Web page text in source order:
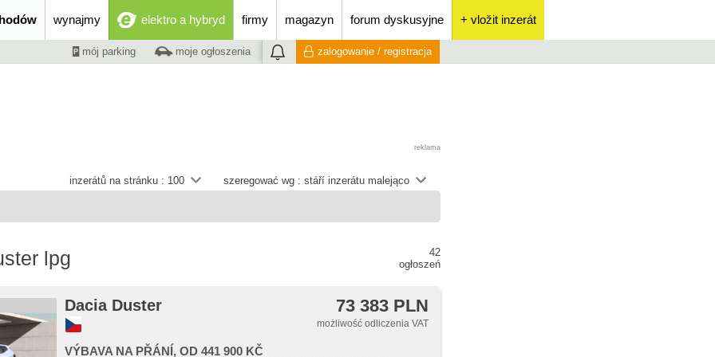
wynajmy elektro a hybryd firmy magazyn forum dyskusyjne + vložit inzerát
mój parking moje ogłoszenia zalogowanie / registracja
reklama
szeregować wg : stáří inzerátu malejąco
inzerátů na stránku : 100
lpg
42
ogłoszeń
Dacia Duster 73 383 PLN
możliwość odliczenia VAT
VÝBAVA NA PŘÁNÍ, OD 441 900 KČ